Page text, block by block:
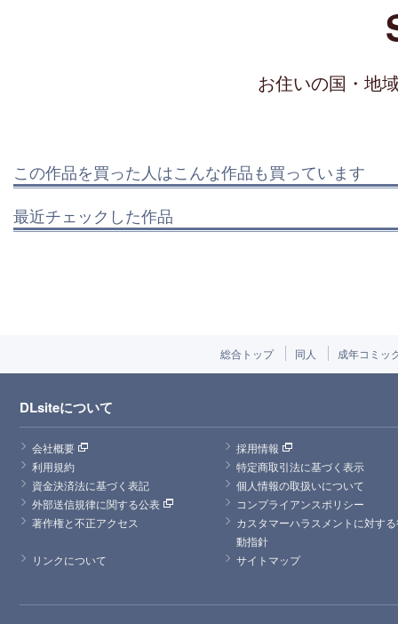
お住いの国・地
この作品を買った人はこんな作品も買っています
最近チェックした作品
総合トップ 同人 成年コミッ
DLsiteについて
会社概要
採用情報
利用規約
特定商取引法に基づく表示
資金決済法に基づく表記
個人情報の取扱いについて
外部送信規律に関する公表
コンプライアンスポリシー
著作権と不正アクセス
カスタマーハラスメントに対す
動指針
リンクについて
サイトマップ